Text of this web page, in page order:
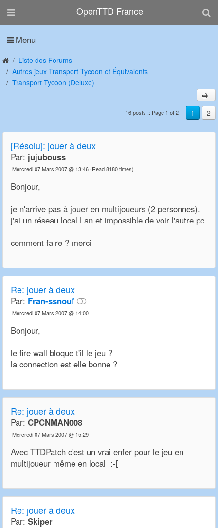
OpenTTD France
Menu
Liste des Forums
Autres jeux Transport Tycoon et Équivalents
Transport Tycoon (Deluxe)
1 2
16 posts :: Page 1 of 2
[Résolu]: jouer à deux
Par: jujubouss
Mercredi 07 Mars 2007 @ 13:46 (Read 8180 times)
Bonjour,
je n'arrive pas à jouer en multijoueurs (2 personnes).
j'ai un réseau local Lan et impossible de voir l'autre pc.
comment faire ? merci
Re: jouer à deux
Par: Fran-ssnouf
Mercredi 07 Mars 2007 @ 14:00
Bonjour,
le fire wall bloque t'il le jeu ?
la connection est elle bonne ?
Re: jouer à deux
Par: CPCNMAN008
Mercredi 07 Mars 2007 @ 15:29
Avec TTDPatch c'est un vrai enfer pour le jeu en
multijoueur même en local :-[
Re: jouer à deux
Par: Skiper